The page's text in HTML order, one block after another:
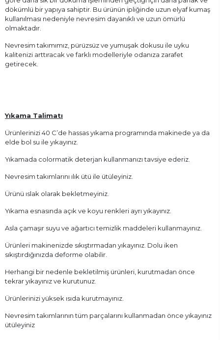
dökümlü bir yapıya sahiptir. Bu ürünün ipliğinde uzun elyaf kumaş
kullanılması nedeniyle nevresim dayanıklı ve uzun ömürlü
olmaktadır.
Nevresim takımımız, pürüzsüz ve yumuşak dokusu ile uyku
kalitenizi arttıracak ve farklı modelleriyle odanıza zarafet
getirecek.
Yıkama Talimatı
Ürünlerinizi 40 C’de hassas yıkama programında makinede ya da
elde bol su ile yıkayınız.
Yıkamada colormatik deterjan kullanmanızı tavsiye ederiz.
Nevresim takımlarını ılık ütü ile ütüleyiniz.
Ürünü ıslak olarak bekletmeyiniz.
Yıkama esnasında açık ve koyu renkleri ayrı yıkayınız.
Asla çamaşır suyu ve ağartıcı temizlik maddeleri kullanmayınız.
Ürünleri makinenizde sıkıştırmadan yıkayınız. Dolu iken
sıkıştırdığınızda deforme olabilir.
Herhangi bir nedenle bekletilmiş ürünleri, kurutmadan önce
tekrar yıkayınız ve kurutunuz.
Ürünlerinizi yüksek ısıda kurutmayınız.
Nevresim takımlarının tüm parçalarını kullanmadan önce yıkayınız
ütüleyiniz